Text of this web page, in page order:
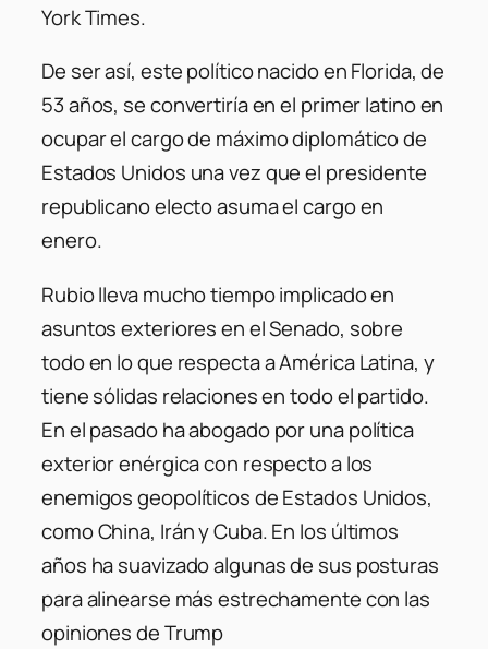
York Times.
De ser así, este político nacido en Florida, de
53 años, se convertiría en el primer latino en
ocupar el cargo de máximo diplomático de
Estados Unidos una vez que el presidente
republicano electo asuma el cargo en
enero.
Rubio lleva mucho tiempo implicado en
asuntos exteriores en el Senado, sobre
todo en lo que respecta a América Latina, y
tiene sólidas relaciones en todo el partido.
En el pasado ha abogado por una política
exterior enérgica con respecto a los
enemigos geopolíticos de Estados Unidos,
como China, Irán y Cuba. En los últimos
años ha suavizado algunas de sus posturas
para alinearse más estrechamente con las
opiniones de Trump